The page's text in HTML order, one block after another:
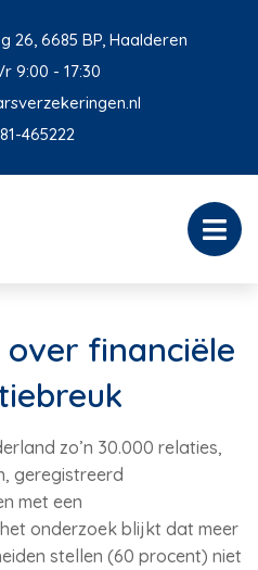
26, 6685 BP, Haalderen
9:00 - 17:30
465222
over financiële
zo’n 30.000 relaties,
geregistreerd
met een
onderzoek blijkt dat meer
stellen (60 procent) niet